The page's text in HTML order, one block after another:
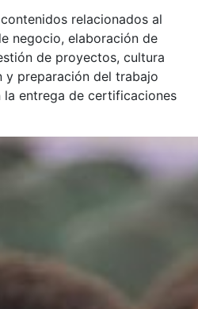
relacionados al
negocio, elaboración de
de proyectos, cultura
y preparación del trabajo
la entrega de certificaciones